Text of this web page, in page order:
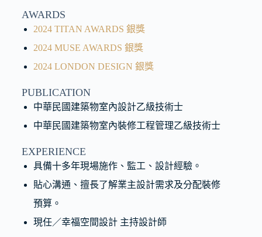
AWARDS
2024 TITAN AWARDS 銀獎
2024 MUSE AWARDS 銀獎
2024 LONDON DESIGN 銀獎
PUBLICATION
中華民國建築物室內設計乙級技術士
中華民國建築物室內裝修工程管理乙級技術士
EXPERIENCE
具備十多年現場施作、監工、設計經驗。
貼心溝通、擅長了解業主設計需求及分配裝修
預算。
現任／幸福空間設計 主持設計師